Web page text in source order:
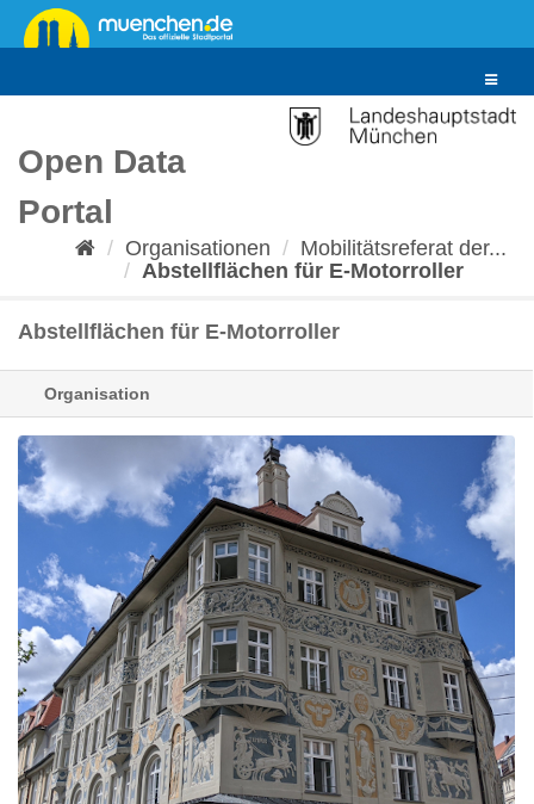
Überspringen
zum
Toggle
Open Data
Portal
Organisationen
Mobilitätsreferat der...
Abstellflächen für E-Motorroller
Abstellflächen für E-Motorroller
Organisation